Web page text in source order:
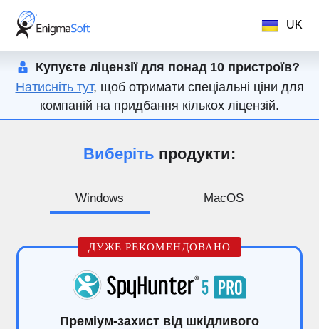
UK
Купуєте ліцензії для понад 10 пристроїв?
Натисніть тут, щоб отримати спеціальні ціни для
компаній на придбання кількох ліцензій.
Виберіть продукти:
Windows MacOS
ДУЖЕ РЕКОМЕНДОВАНО
Преміум-захист від шкідливого